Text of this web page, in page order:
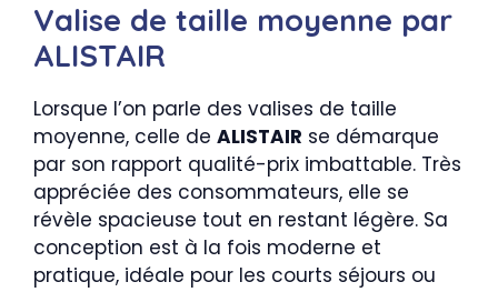
Valise de taille moyenne par
ALISTAIR
Lorsque l’on parle des valises de taille
moyenne, celle de ALISTAIR se démarque
par son rapport qualité-prix imbattable. Très
appréciée des consommateurs, elle se
révèle spacieuse tout en restant légère. Sa
conception est à la fois moderne et
pratique, idéale pour les courts séjours ou